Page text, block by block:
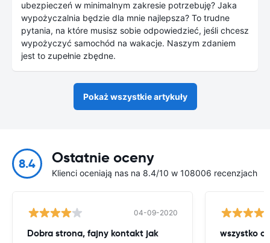
ubezpieczeń w minimalnym zakresie potrzebuję? Jaka
wypożyczalnia będzie dla mnie najlepsza? To trudne
pytania, na które musisz sobie odpowiedzieć, jeśli chcesz
wypożyczyć samochód na wakacje. Naszym zdaniem
jest to zupełnie zbędne.
Pokaż wszystkie artykuły
8.4 Ostatnie oceny
Klienci oceniają nas na 8.4/10 w 108006 recenzjach
04-09-2020
Dobra strona, fajny kontakt jak wszystko